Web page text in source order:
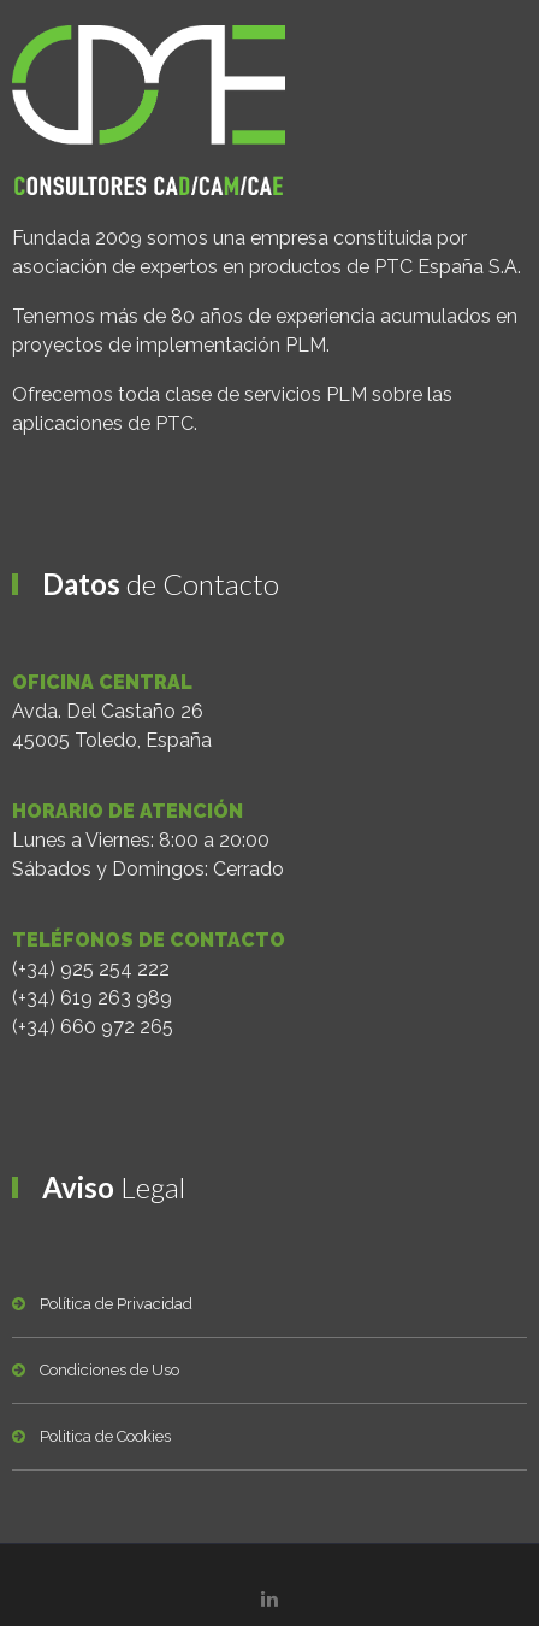
Fundada 2009 somos una empresa constituida por
asociación de expertos en productos de PTC España S.A.
Tenemos más de 80 años de experiencia acumulados en
proyectos de implementación PLM.
Ofrecemos toda clase de servicios PLM sobre las
aplicaciones de PTC.
Datos de Contacto
OFICINA CENTRAL
Avda. Del Castaño 26
45005 Toledo, España
HORARIO DE ATENCIÓN
Lunes a Viernes: 8:00 a 20:00
Sábados y Domingos: Cerrado
TELÉFONOS DE CONTACTO
(+34) 925 254 222
(+34) 619 263 989
(+34) 660 972 265
Aviso Legal
Política de Privacidad
Condiciones de Uso
Politica de Cookies